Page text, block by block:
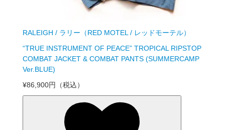
RALEIGH / ラリー（RED MOTEL / レッドモーテル）
“TRUE INSTRUMENT OF PEACE” TROPICAL RIPSTOP
COMBAT JACKET & COMBAT PANTS (SUMMERCAMP
Ver.BLUE)
¥86,900円
（税込）